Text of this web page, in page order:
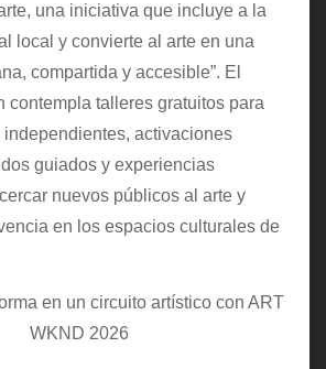
una iniciativa que incluye a la
local y convierte al arte en una
compartida y accesible”. El
contempla talleres gratuitos para
activaciones
guiados y experiencias
nuevos públicos al arte y
en los espacios culturales de